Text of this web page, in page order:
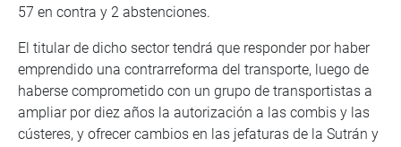
57 en contra y 2 abstenciones.
El titular de dicho sector tendrá que responder por haber
emprendido una contrarreforma del transporte, luego de
haberse comprometido con un grupo de transportistas a
ampliar por diez años la autorización a las combis y las
cústeres, y ofrecer cambios en las jefaturas de la Sutrán y